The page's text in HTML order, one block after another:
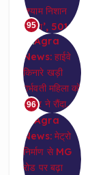
95
96